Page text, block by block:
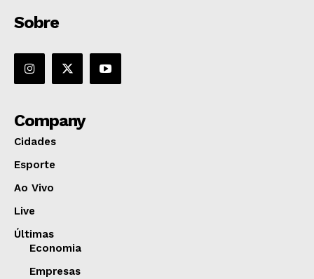
Sobre
Company
Cidades
Esporte
Ao Vivo
Live
Últimas
Economia
Empresas